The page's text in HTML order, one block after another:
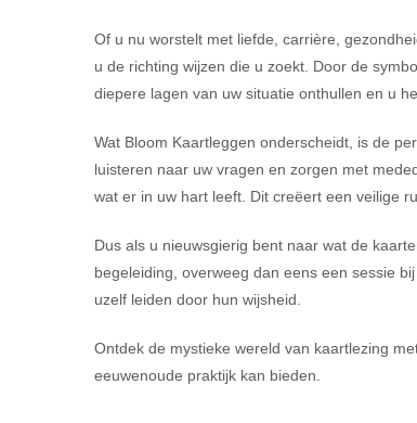
Of u nu worstelt met liefde, carrière,
u de richting wijzen die u zoekt. Door de
diepere lagen van uw situatie onthullen en u
Wat Bloom Kaartleggen onderscheidt, is de
luisteren naar uw vragen en zorgen met
wat er in uw hart leeft. Dit creëert een veilige
Dus als u nieuwsgierig bent naar wat de
begeleiding, overweeg dan eens een sessie
uzelf leiden door hun wijsheid.
Ontdek de mystieke wereld van kaartlezing
eeuwenoude praktijk kan bieden.